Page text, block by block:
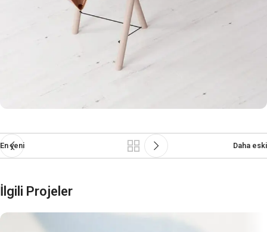
En yeni Daha eski
İlgili Projeler